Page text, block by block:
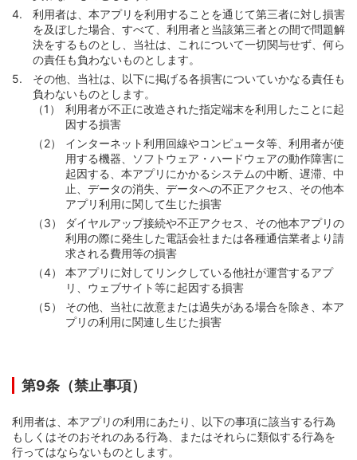
利用者は、本アプリを利用することを通じて第三者に対し損害
を及ぼした場合、すべて、利用者と当該第三者との間で問題解
決をするものとし、当社は、これについて一切関与せず、何ら
の責任も負わないものとします。
その他、当社は、以下に掲げる各損害についていかなる責任も
負わないものとします。
利用者が不正に改造された指定端末を利用したことに起
因する損害
インターネット利用回線やコンピュータ等、利用者が使
用する機器、ソフトウェア・ハードウェアの動作障害に
起因する、本アプリにかかるシステムの中断、遅滞、中
止、データの消失、データへの不正アクセス、その他本
アプリ利用に関して生じた損害
ダイヤルアップ接続や不正アクセス、その他本アプリの
利用の際に発生した電話会社または各種通信業者より請
求される費用等の損害
本アプリに対してリンクしている他社が運営するアプ
リ、ウェブサイト等に起因する損害
その他、当社に故意または過失がある場合を除き、本ア
プリの利用に関連し生じた損害
第9条（禁止事項）
利用者は、本アプリの利用にあたり、以下の事項に該当する行為
もしくはそのおそれのある行為、またはそれらに類似する行為を
行ってはならないものとします。